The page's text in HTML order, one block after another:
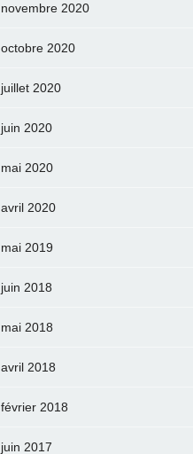
novembre 2020
octobre 2020
juillet 2020
juin 2020
mai 2020
avril 2020
mai 2019
juin 2018
mai 2018
avril 2018
février 2018
juin 2017